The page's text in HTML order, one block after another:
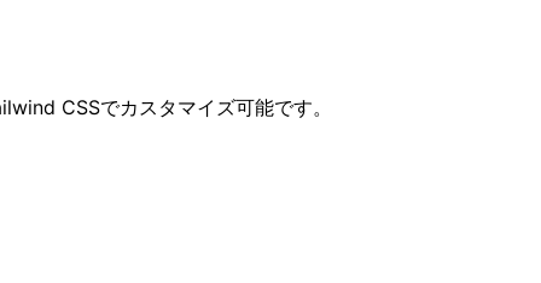
CSSでカスタマイズ可能です。